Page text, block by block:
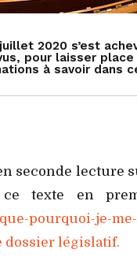
2020 s’est
pour laisser
à savoir dans
seconde lecture
texte en
pourquoi-je-
dossier législatif.